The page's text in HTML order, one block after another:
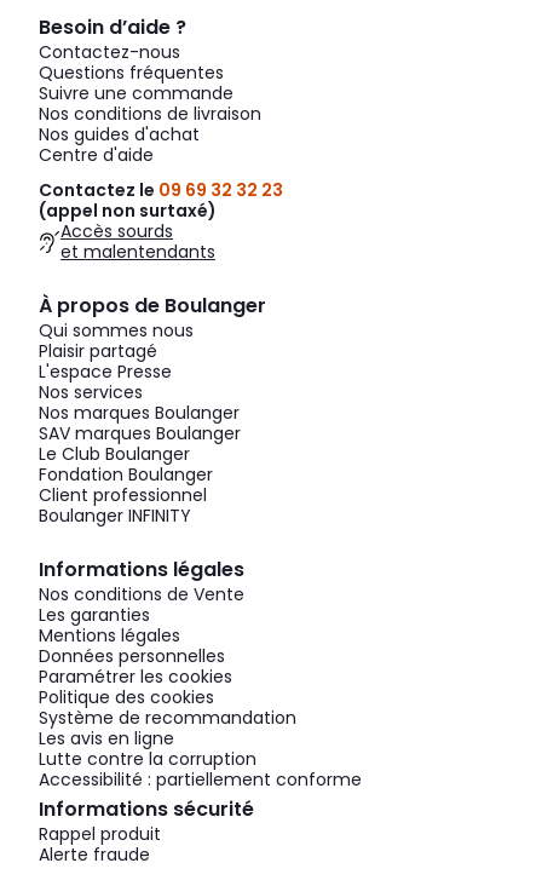
Besoin d’aide ?
Contactez-nous
Questions fréquentes
Suivre une commande
Nos conditions de livraison
Nos guides d'achat
Centre d'aide
Contactez le 09 69 32 32 23
(appel non surtaxé)
Accès sourds
et malentendants
À propos de Boulanger
Qui sommes nous
Plaisir partagé
L'espace Presse
Nos services
Nos marques Boulanger
SAV marques Boulanger
Le Club Boulanger
Fondation Boulanger
Client professionnel
Boulanger INFINITY
Informations légales
Nos conditions de Vente
Les garanties
Mentions légales
Données personnelles
Paramétrer les cookies
Politique des cookies
Système de recommandation
Les avis en ligne
Lutte contre la corruption
Accessibilité : partiellement conforme
Informations sécurité
Rappel produit
Alerte fraude